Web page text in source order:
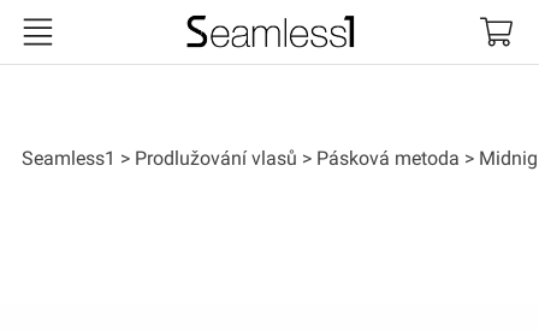
Seamless1 Prodlužování vlasů Pásková metoda